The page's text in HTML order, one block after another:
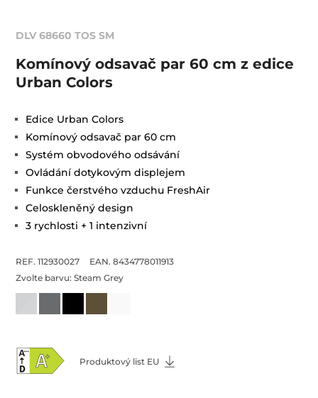
DLV 68660 TOS SM
Komínový odsavač par 60 cm z edice
Urban Colors
Edice Urban Colors
Komínový odsavač par 60 cm
Systém obvodového odsávání
Ovládání dotykovým displejem
Funkce čerstvého vzduchu FreshAir
Celoskleněný design
3 rychlosti + 1 intenzivní
REF. 112930027
EAN. 8434778011913
Zvolte barvu:Steam Grey
Produktový list EU